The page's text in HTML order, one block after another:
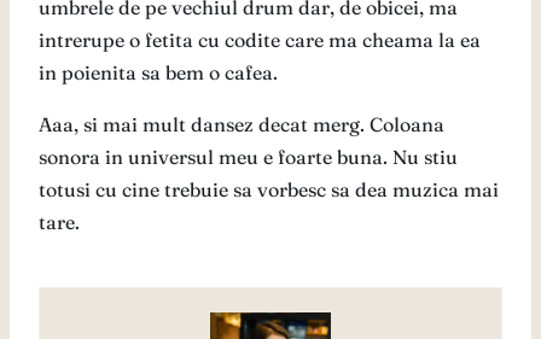
umbrele de pe vechiul drum dar, de obicei, ma
intrerupe o fetita cu codite care ma cheama la ea
in poienita sa bem o cafea.
Aaa, si mai mult dansez decat merg. Coloana
sonora in universul meu e foarte buna. Nu stiu
totusi cu cine trebuie sa vorbesc sa dea muzica mai
tare.